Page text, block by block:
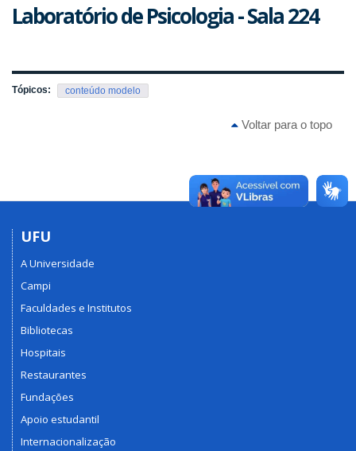
Laboratório de Psicologia - Sala 224
Tópicos: conteúdo modelo
Voltar para o topo
UFU
A Universidade
Campi
Faculdades e Institutos
Bibliotecas
Hospitais
Restaurantes
Fundações
Apoio estudantil
Internacionalização